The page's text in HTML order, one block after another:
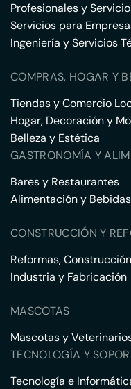
Profesionales y
Servicios para
Ingeniería y Servicios
COMPRAS, HOGAR Y
Tiendas y Comercio
Hogar, Decoración y
Belleza y Estética
GASTRONOMÍA Y
Bares y Restaurantes
Alimentación y Bebidas
CONSTRUCCIÓN Y
Reformas,
Industria y Fabricación
MASCOTAS
Mascotas y
TECNOLOGÍA Y
Tecnología e